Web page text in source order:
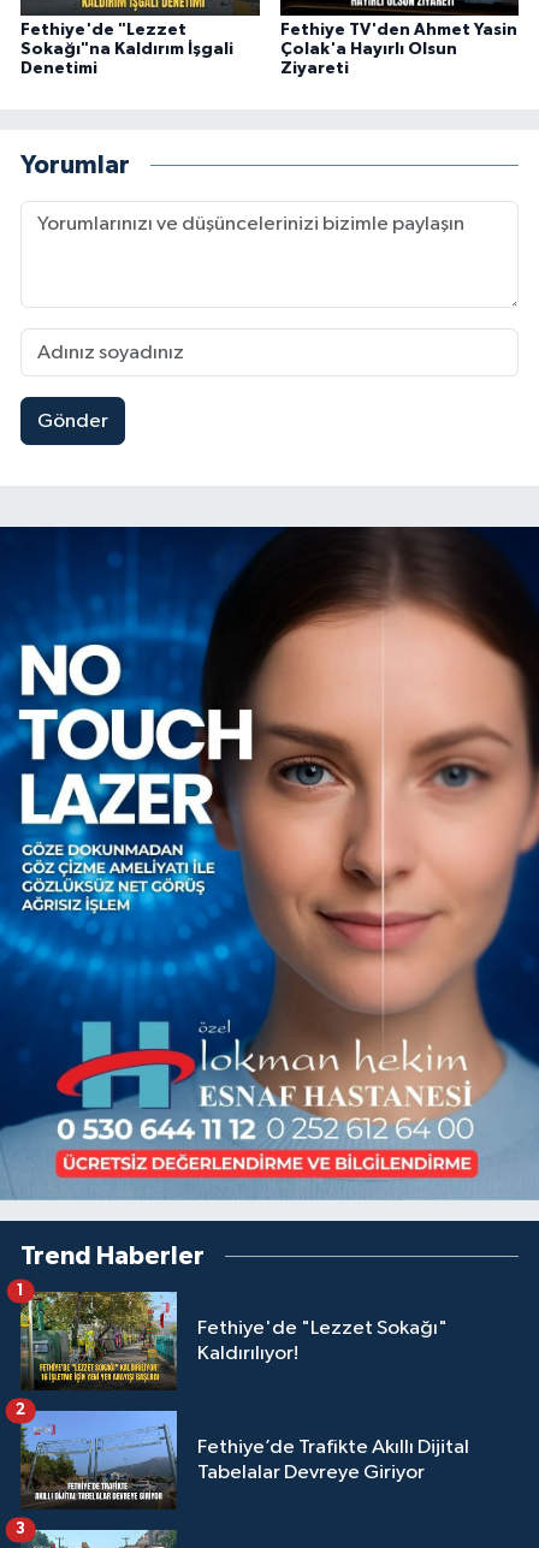
Fethiye'de "Lezzet
Sokağı"na Kaldırım İşgali
Denetimi
Fethiye TV'den Ahmet Yasin
Çolak'a Hayırlı Olsun
Ziyareti
Yorumlar
Gönder
Trend Haberler
Fethiye'de "Lezzet Sokağı"
Kaldırılıyor!
1
Fethiye’de Trafikte Akıllı Dijital
Tabelalar Devreye Giriyor
2
3